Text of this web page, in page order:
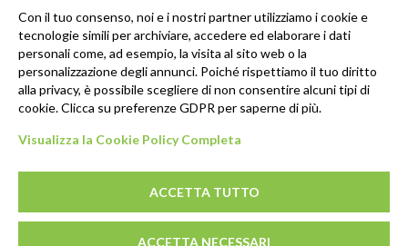
SEGUICI
Con il tuo consenso, noi e i nostri partner utilizziamo i cookie e
tecnologie simili per archiviare, accedere ed elaborare i dati
personali come, ad esempio, la visita al sito web o la
personalizzazione degli annunci. Poiché rispettiamo il tuo diritto
alla privacy, è possibile scegliere di non consentire alcuni tipi di
cookie. Clicca su preferenze GDPR per saperne di più.
Visualizza la Cookie Policy Completa
ACCETTA TUTTO
ACCETTA NECESSARI